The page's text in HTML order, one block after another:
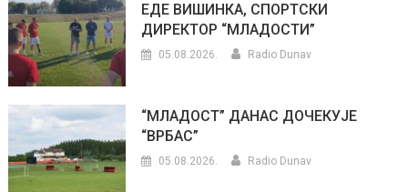
ЕДЕ ВИШИНКА, СПОРТСКИ
ДИРЕКТОР “МЛАДОСТИ”
05.08.2026. Radio Dunav
“МЛАДОСТ” ДАНАС ДОЧЕКУЈЕ
“ВРБАС”
05.08.2026. Radio Dunav